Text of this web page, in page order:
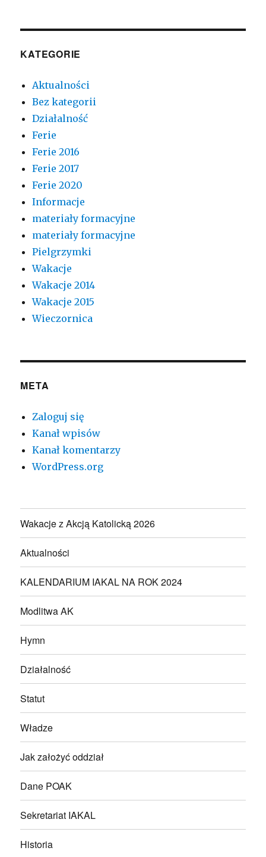
KATEGORIE
Aktualności
Bez kategorii
Działalność
Ferie
Ferie 2016
Ferie 2017
Ferie 2020
Informacje
materiały formacyjne
materiały formacyjne
Pielgrzymki
Wakacje
Wakacje 2014
Wakacje 2015
Wieczornica
META
Zaloguj się
Kanał wpisów
Kanał komentarzy
WordPress.org
Wakacje z Akcją Katolicką 2026
Aktualności
KALENDARIUM IAKAL NA ROK 2024
Modlitwa AK
Hymn
Działalność
Statut
Władze
Jak założyć oddział
Dane POAK
Sekretariat IAKAL
Historia